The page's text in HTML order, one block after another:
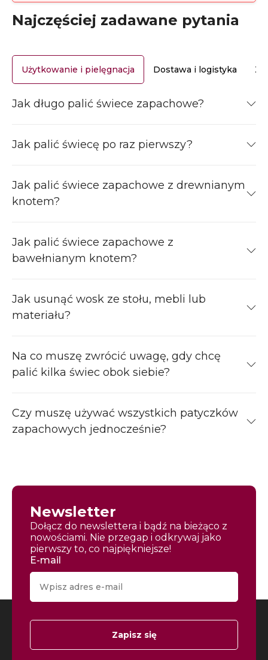
Najczęściej zadawane pytania
Użytkowanie i pielęgnacja Dostawa i logistyka
Jak długo palić świece zapachowe?
Jak palić świecę po raz pierwszy?
Jak palić świece zapachowe z drewnianym
knotem?
Jak palić świece zapachowe z
bawełnianym knotem?
Jak usunąć wosk ze stołu, mebli lub
materiału?
Na co muszę zwrócić uwagę, gdy chcę
palić kilka świec obok siebie?
Czy muszę używać wszystkich patyczków
zapachowych jednocześnie?
Newsletter
Dołącz do newslettera i bądź na bieżąco z
nowościami. Nie przegap i odkrywaj jako
pierwszy to, co najpiękniejsze!
E-mail
Zapisz się